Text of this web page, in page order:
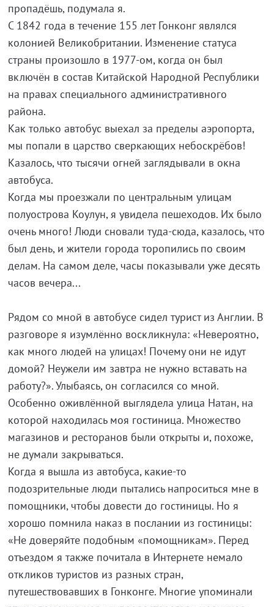
пропадёшь, подумала я.
С 1842 года в течение 155 лет Гонконг являлся
колонией Великобритании. Изменение статуса
страны произошло в 1977-ом, когда он был
включён в состав Китайской Народной Республики
на правах специального административного
района.
Как только автобус выехал за пределы аэропорта,
мы попали в царство сверкающих небоскрёбов!
Казалось, что тысячи огней заглядывали в окна
автобуса.
Когда мы проезжали по центральным улицам
полуострова Коулун, я увидела пешеходов. Их было
очень много! Люди сновали туда-сюда, казалось, что
был день, и жители города торопились по своим
делам. На самом деле, часы показывали уже десять
часов вечера...
Рядом со мной в автобусе сидел турист из Англии. В
разговоре я изумлённо воскликнула: «Невероятно,
как много людей на улицах! Почему они не идут
домой? Неужели им завтра не нужно вставать на
работу?». Улыбаясь, он согласился со мной.
Особенно оживлённой выглядела улица Натан, на
которой находилась моя гостиница. Множество
магазинов и ресторанов были открыты и, похоже,
не думали закрываться.
Когда я вышла из автобуса, какие-то
подозрительные люди пытались напроситься мне в
помощники, чтобы довести до гостиницы. Но я
хорошо помнила наказ в послании из гостиницы:
«Не доверяйте подобным «помощникам». Перед
отъездом я также почитала в Интернете немало
откликов туристов из разных стран,
путешествовавших в Гонконге. Многие упоминали